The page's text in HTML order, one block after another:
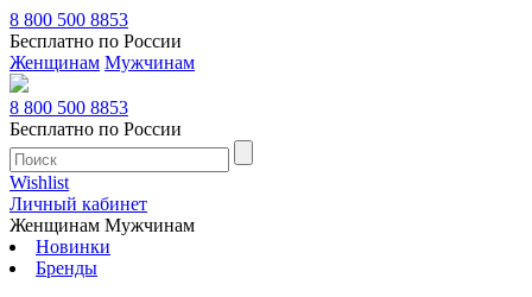
8 800 500 8853
Бесплатно по России
Женщинам Мужчинам
8 800 500 8853
Бесплатно по России
Wishlist
Личный кабинет
Женщинам Мужчинам
Новинки
Бренды